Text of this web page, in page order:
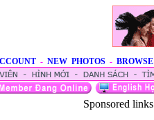
- NEW PHOTOS - BROWSE
Sponsored links